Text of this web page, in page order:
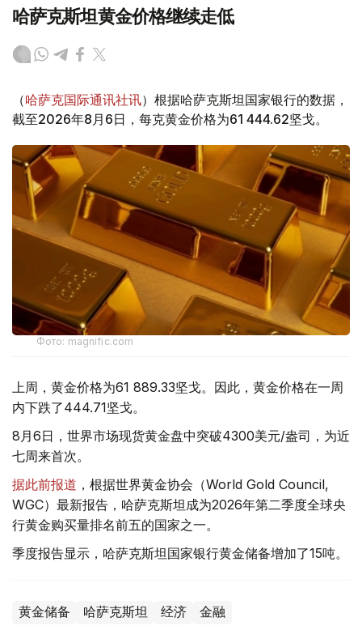
哈萨克斯坦黄金价格继续走低
（哈萨克国际通讯社讯）根据哈萨克斯坦国家银行的数据，
截至2026年8月6日，每克黄金价格为61 444.62坚戈。
Фото: magnific.com
上周，黄金价格为61 889.33坚戈。因此，黄金价格在一周
内下跌了444.71坚戈。
8月6日，世界市场现货黄金盘中突破4300美元/盎司，为近
七周来首次。
据此前报道 ，根据世界黄金协会（World Gold Council,
WGC）最新报告，哈萨克斯坦成为2026年第二季度全球央
行黄金购买量排名前五的国家之一。
季度报告显示，哈萨克斯坦国家银行黄金储备增加了15吨。
黄金储备 哈萨克斯坦 经济 金融